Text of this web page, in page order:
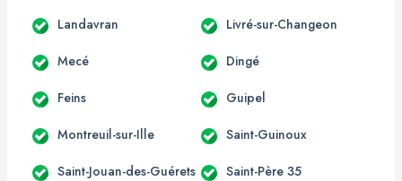
Landavran Livré-sur-Changeon
Mecé Dingé
Feins Guipel
Montreuil-sur-Ille Saint-Guinoux
Saint-Jouan-des-Guérets Saint-Père 35